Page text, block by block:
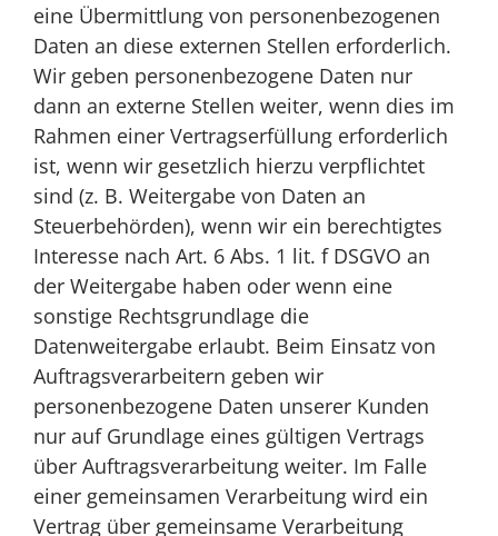
eine Übermittlung von personenbezogenen
Daten an diese externen Stellen erforderlich.
Wir geben personenbezogene Daten nur
dann an externe Stellen weiter, wenn dies im
Rahmen einer Vertragserfüllung erforderlich
ist, wenn wir gesetzlich hierzu verpflichtet
sind (z. B. Weitergabe von Daten an
Steuerbehörden), wenn wir ein berechtigtes
Interesse nach Art. 6 Abs. 1 lit. f DSGVO an
der Weitergabe haben oder wenn eine
sonstige Rechtsgrundlage die
Datenweitergabe erlaubt. Beim Einsatz von
Auftragsverarbeitern geben wir
personenbezogene Daten unserer Kunden
nur auf Grundlage eines gültigen Vertrags
über Auftragsverarbeitung weiter. Im Falle
einer gemeinsamen Verarbeitung wird ein
Vertrag über gemeinsame Verarbeitung